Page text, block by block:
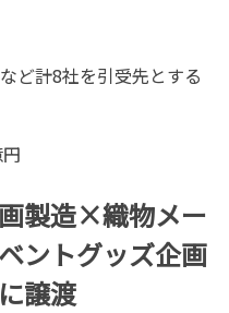
ど計8社を引受先とする
製造×織物メー
ントグッズ企画
譲渡